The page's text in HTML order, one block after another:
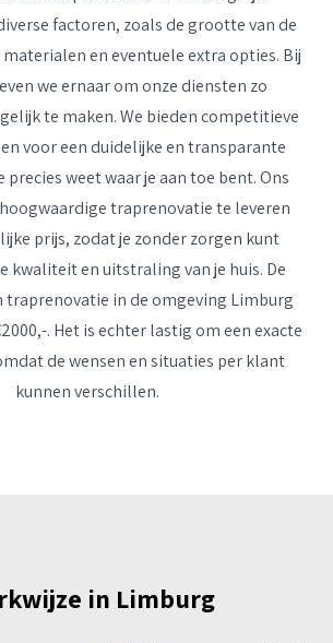
factoren, zoals de grootte van de
en eventuele extra opties. Bij
we ernaar om onze diensten zo
te maken. We bieden competitieve
voor een duidelijke en transparante
weet waar je aan toe bent. Ons
traprenovatie te leveren
prijs, zodat je zonder zorgen kunt
kwaliteit en uitstraling van je huis. De
traprenovatie in de omgeving Limburg
. Het is echter lastig om een exacte
de wensen en situaties per klant
kunnen verschillen.
in Limburg